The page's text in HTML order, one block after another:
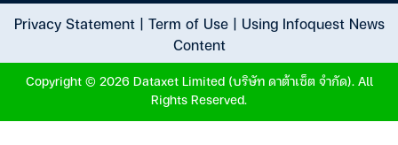
Privacy Statement| Term of Use| Using Infoquest News
Content
Copyright © 2026 Dataxet Limited (บริษัท ดาต้าเซ็ต จำกัด). All
Rights Reserved.